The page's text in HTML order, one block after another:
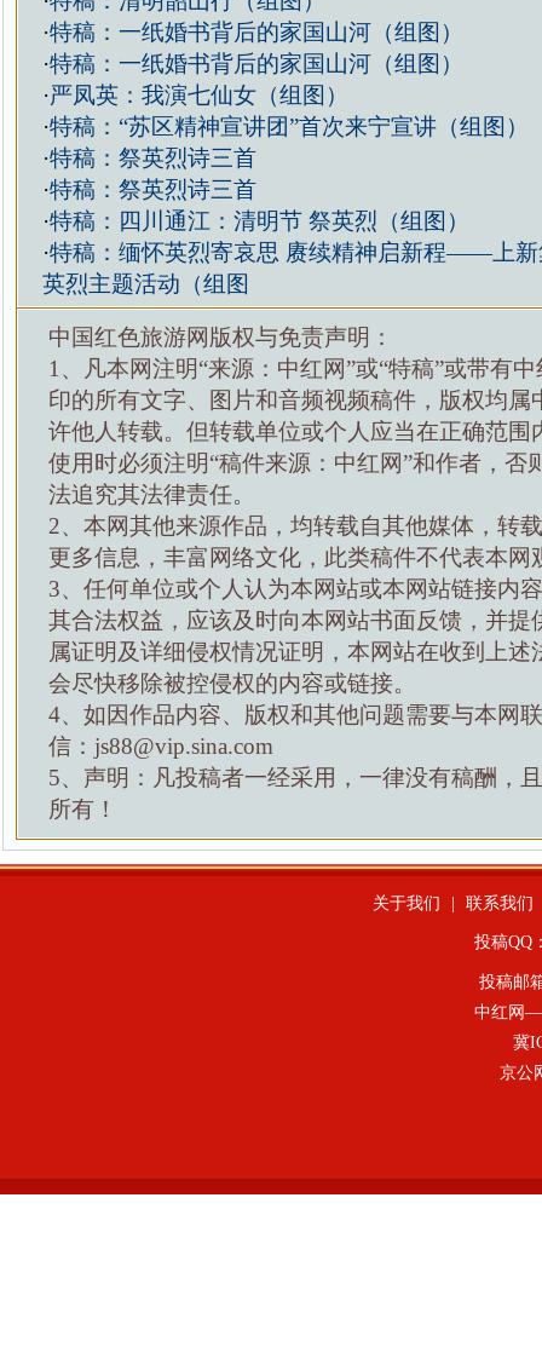
·特稿：一纸婚书背后的家国山河（组图）
·特稿：一纸婚书背后的家国山河（组图）
·严凤英：我演七仙女（组图）
·特稿：“苏区精神宣讲团”首次来宁宣讲（组图）
·特稿：祭英烈诗三首
·特稿：祭英烈诗三首
·特稿：四川通江：清明节 祭英烈（组图）
·特稿：缅怀英烈寄哀思 赓续精神启新程——上新
英烈主题活动（组图
中国红色旅游网版权与免责声明：
1、凡本网注明“来源：中红网”或“特稿”或带有
印的所有文字、图片和音频视频稿件，版权均属
许他人转载。但转载单位或个人应当在正确范围
使用时必须注明“稿件来源：中红网”和作者，否
法追究其法律责任。
2、本网其他来源作品，均转载自其他媒体，转
更多信息，丰富网络文化，此类稿件不代表本网
3、任何单位或个人认为本网站或本网站链接内
其合法权益，应该及时向本网站书面反馈，并提
属证明及详细侵权情况证明，本网站在收到上述
会尽快移除被控侵权的内容或链接。
4、如因作品内容、版权和其他问题需要与本网
信：js88@vip.sina.com
5、声明：凡投稿者一经采用，一律没有稿酬，
所有！
关于我们 联系我们
投稿QQ
投稿邮
中红网—
冀
京公